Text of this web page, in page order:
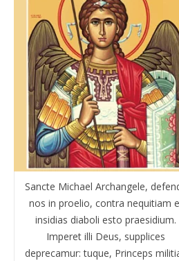
Sancte Michael Archangele,
nos in proelio, contra nequitiam
insidias diaboli esto praesidium.
Imperet illi Deus, supplices
deprecamur: tuque, Princeps